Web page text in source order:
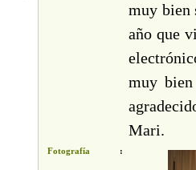
muy bien
año que
muy
Mari.
Fotografía :